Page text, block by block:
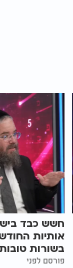
חשש כבד
אותיות
בשורות
פורסם לפני